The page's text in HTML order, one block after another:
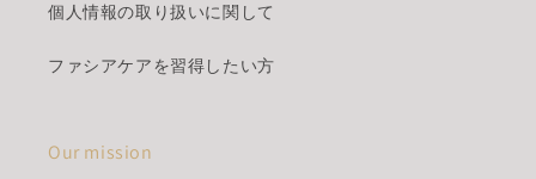
個人情報の取り扱いに関して
ファシアケアを習得したい方
Our mission